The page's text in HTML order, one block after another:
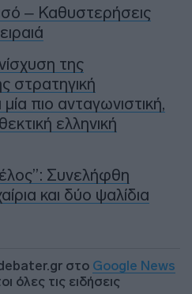
– Καθυστερήσεις
της
στρατηγική
πιο ανταγωνιστική,
ελληνική
Συνελήφθη
και δύο ψαλίδια
στο Google News
όλες τις ειδήσεις